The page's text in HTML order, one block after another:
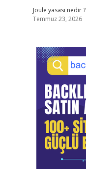
Joule yasası nedir ?
Temmuz 23, 2026